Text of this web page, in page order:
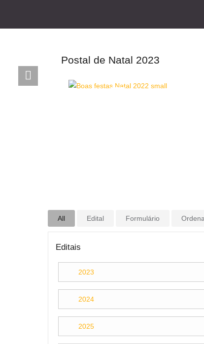
Postal de Natal 2023
All Edital Formulário
Editais
2023
2024
2025